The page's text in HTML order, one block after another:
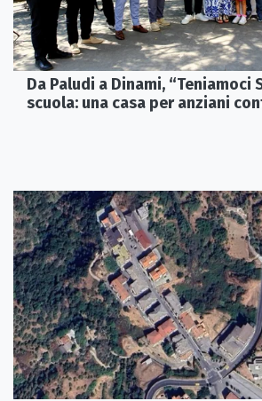
Da Paludi a Dinami,
scuola: una casa per anziani